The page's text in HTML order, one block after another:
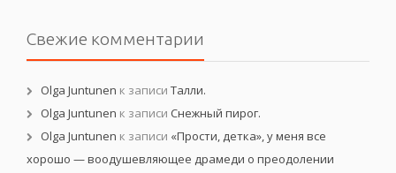
Свежие комментарии
Olga Juntunen к записи Талли.
Olga Juntunen к записи Снежный пирог.
Olga Juntunen к записи «Прости, детка», у меня все
хорошо — воодушевляющее драмеди о преодолении